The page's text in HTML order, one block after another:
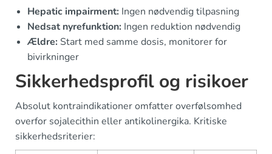
Hepatic impairment: Ingen nødvendig tilpasning
Nedsat nyrefunktion: Ingen reduktion nødvendig
Ældre: Start med samme dosis, monitorer for
bivirkninger
Sikkerhedsprofil og risikoer
Absolut kontraindikationer omfatter overfølsomhed
overfor sojalecithin eller antikolinergika. Kritiske
sikkerhedsriterier: